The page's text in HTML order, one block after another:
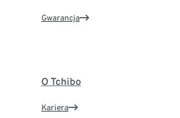
Gwarancja
O Tchibo
Kariera